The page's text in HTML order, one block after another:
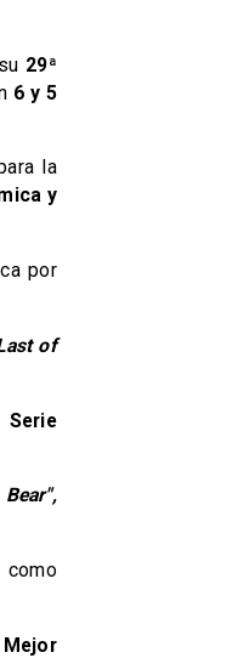
29ª
6 y 5
la
y
por
of
Serie
Bear",
Mejor